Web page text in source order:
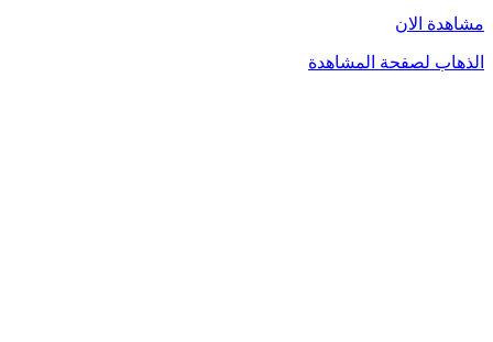
مشاهدة الان
الذهاب لصفحة المشاهدة